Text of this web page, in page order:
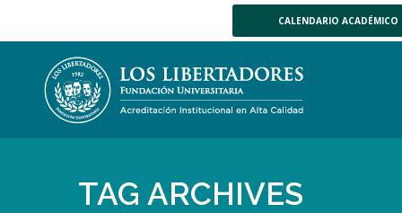
CALENDARIO ACADÉMICO
TAG ARCHIVES